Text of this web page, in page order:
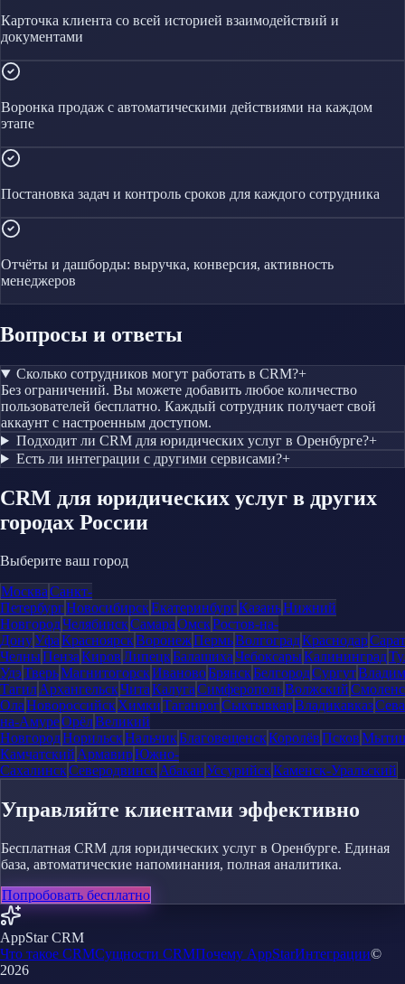
Карточка клиента со всей историей взаимодействий и
документами
Воронка продаж с автоматическими действиями на каждом
этапе
Постановка задач и контроль сроков для каждого сотрудника
Отчёты и дашборды: выручка, конверсия, активность
менеджеров
Вопросы и ответы
Сколько сотрудников могут работать в CRM?+
Без ограничений. Вы можете добавить любое количество
пользователей бесплатно. Каждый сотрудник получает свой
аккаунт с настроенным доступом.
Подходит ли CRM для юридических услуг в Оренбурге?+
Есть ли интеграции с другими сервисами?+
CRM для юридических услуг в других
городах России
Выберите ваш город
МоскваСанкт-
ПетербургНовосибирскЕкатеринбургКазаньНижний
НовгородЧелябинскСамараОмскРостов-на-
ДонуУфаКрасноярскВоронежПермьВолгоградКраснодар
ЧелныПензаКировЛипецкБалашихаЧебоксарыКалининград
УдэТверьМагнитогорскИвановоБрянскБелгородСургут
ТагилАрхангельскЧитаКалугаСимферопольВолжский
ОлаНовороссийскХимкиТаганрогСыктывкарВладикавказ
на-АмуреОрёлВеликий
НовгородНорильскНальчикБлаговещенскКоролёвПсков
Камчатский АрмавирЮжно-
СахалинскСеверодвинскАбаканУссурийскКаменск-Уральский
Управляйте клиентами эффективно
Бесплатная CRM для юридических услуг в Оренбурге. Единая
база, автоматические напоминания, полная аналитика.
Попробовать бесплатно
AppStar CRM
Что такое CRMСущности CRMПочему AppStarИнтеграции©
2026